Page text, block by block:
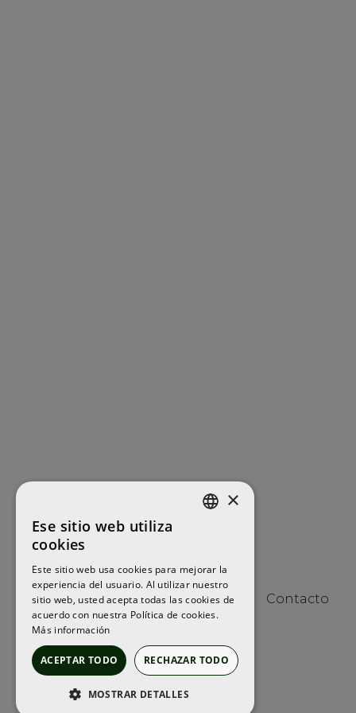
Contacto
SPANISH
×
Ese sitio web utiliza
cookies
Este sitio web usa cookies para mejorar la
experiencia del usuario. Al utilizar nuestro
sitio web, usted acepta todas las cookies de
acuerdo con nuestra Política de cookies.
Más información
ACEPTAR TODO RECHAZAR TODO
MOSTRAR DETALLES